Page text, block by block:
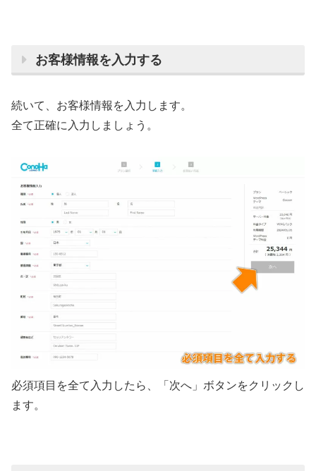
お客様情報を入力する
続いて、お客様情報を入力します。
全て正確に入力しましょう。
必須項目を全て入力したら、「次へ」ボタンをクリックし
ます。